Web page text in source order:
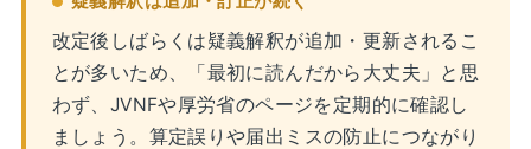
改定後しばらくは疑義解釈が追加・更新されるこ
とが多いため、「最初に読んだから大丈夫」と思
わず、JVNFや厚労省のページを定期的に確認し
ましょう。算定誤りや届出ミスの防止につながり